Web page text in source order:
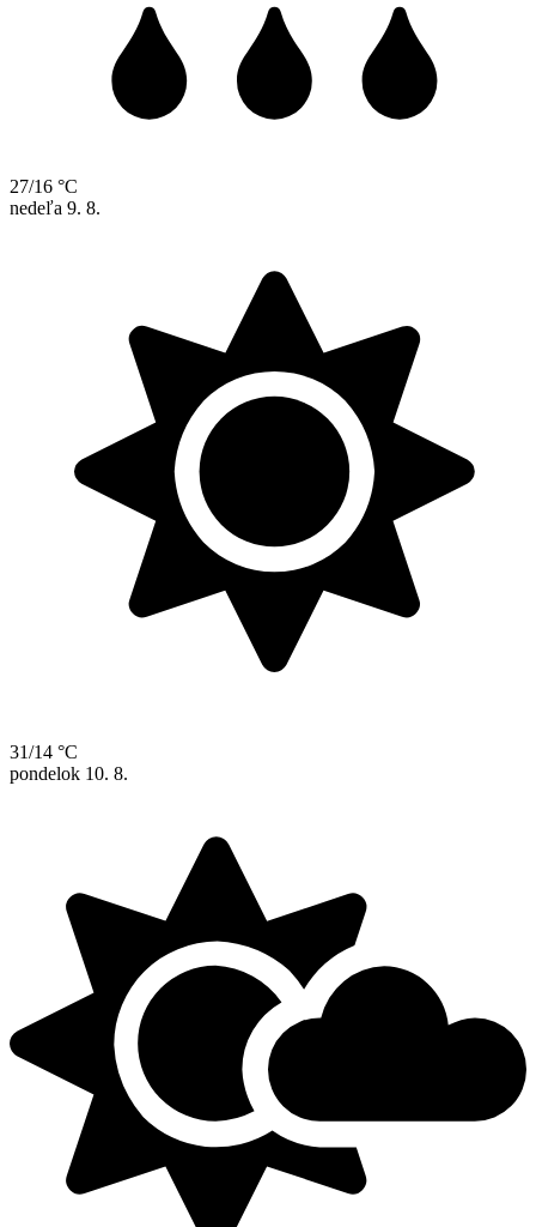
27/16 °C
nedeľa 9. 8.
31/14 °C
pondelok 10. 8.